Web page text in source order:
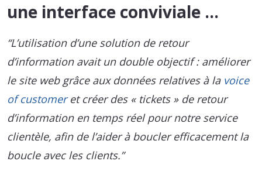
une interface conviviale …
“L’utilisation d’une solution de retour
d’information avait un double objectif : améliorer
le site web grâce aux données relatives à la voice
of customeret créer des « tickets » de retour
d’information en temps réel pour notre service
clientèle, afin de l’aider à boucler efficacement la
boucle avec les clients.”